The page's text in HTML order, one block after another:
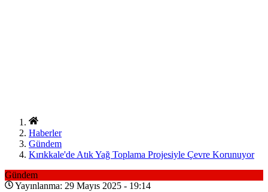
Haberler
Gündem
Kırıkkale'de Atık Yağ Toplama Projesiyle Çevre Korunuyor
Gündem
Yayınlanma: 29 Mayıs 2025 - 19:14